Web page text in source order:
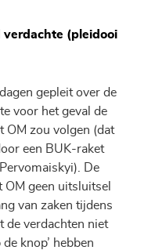
(pleidooi
gepleit over de
voor het geval de
OM zou volgen (dat
een BUK-raket
De
geen uitsluitsel
van zaken tijdens
de verdachten niet
knop’ hebben